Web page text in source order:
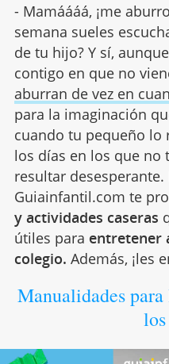
- Mamáááá, ¡me
semana sueles
de tu hijo? Y sí,
contigo en que no
aburran de vez en
para la imaginación
cuando tu pequeño lo
los días en los que no
resultar desesperante.
Guiainfantil.com te
y actividades caseras
útiles para entretener
colegio. Además, ¡les
Manualidades